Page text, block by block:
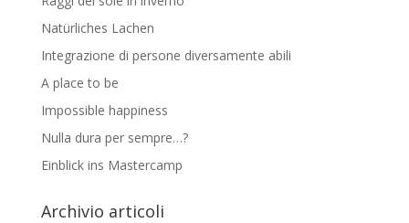
Natürliches Lachen
Integrazione di persone diversamente abili
A place to be
Impossible happiness
Nulla dura per sempre…?
Einblick ins Mastercamp
Archivio articoli